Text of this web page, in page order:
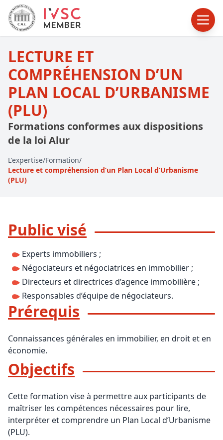
LECTURE ET
COMPRÉHENSION D’UN
PLAN LOCAL D’URBANISME
(PLU)
Formations conformes aux dispositions
de la loi Alur
L'expertise/Formation/
Lecture et compréhension d’un Plan Local d’Urbanisme
(PLU)
Public visé
Experts immobiliers ;
Négociateurs et négociatrices en immobilier ;
Directeurs et directrices d’agence immobilière ;
Responsables d’équipe de négociateurs.
Prérequis
Connaissances générales en immobilier, en droit et en
économie.
Objectifs
Cette formation vise à permettre aux participants de
maîtriser les compétences nécessaires pour lire,
interpréter et comprendre un Plan Local d’Urbanisme
(PLU).